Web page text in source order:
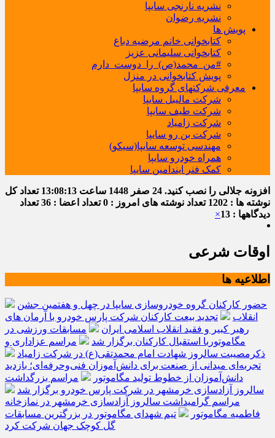
نشریه نارنجی سایپا
نشریه رضوان
پویش ها
کتابخوانی خانم مرضیه دباغ
کتابخوانی سلیمانی عزیز
#من_محمد(ص)_را_دوست_دارم
پویش کتابخوانی در منزل
معرفی شرکتهای گروه سایپا
شرکت مالیبل سایپا
شرکت طیف سایپا
شرکت زامیاد
شرکت بن رو سایپا
مهندسی توسعه سایپا(سیکو)
همراه خودرو سایپا
کمک فنر ایندامین سایپا
افزونه جلالی را نصب کنید. 24 صفر 1448 ساعت 13:08:13 تعداد کل
نوشته ها : 1202
تعداد نوشته های امروز : 0 تعداد اعضا : 36
تعداد
دیدگاهها : 13
×
اوقات شرعی
اطلاعیه ها
حضور کارکنان گروه خودروسازی سایپا در چهل و هفتمین جشن
انقلاب
تجدید بیعت کارکنان شرکت پارس خودرو با آرمان های
رهبر کبیر و فقید انقلاب اسلامی ایران
مسابقات ورزشی در
مگاموتوربا استقبال کارکنان برگزار شد
مراسم عزاداری و
ذکرمصیبت سالروز شهادت امام محمدتقی(ع) در شرکت زامیاد
تجربه‌ای میدانی از صنعت برای دانش‌آموزان فنی‌وحرفه‌ای؛ بازدید
دانش‌آموزان از خطوط تولید مگاموتور
مراسم بزرگداشت
سالروز آزادسازی خرمشهر در شرکت پارس خودرو برگزار شد
مراسم گرامیداشت سالروز آزادسازی خرمشهر در نمازخانه
فاطمیه مگاموتور
تیم شهدای مگاموتور در بزرگترین مسابقات
گل کوچک جهان شرکت کرد